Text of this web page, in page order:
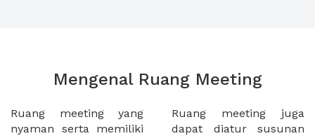
Mengenal Ruang Meeting
Ruang meeting yang
nyaman serta memiliki
Ruang meeting juga
dapat diatur susunan